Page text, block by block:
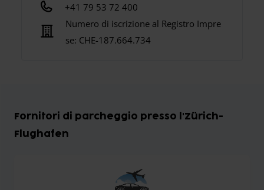
+41 79 53 72 400
Numero di iscrizione al Registro Impre
se: CHE-187.664.734
Fornitori di parcheggio presso l'Zürich-
Flughafen